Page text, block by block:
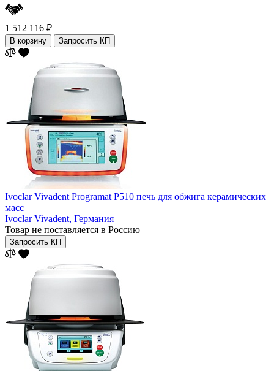
1 512 116 ₽
В корзину Запросить КП
Ivoclar Vivadent Programat P510 печь для обжига керамических
масс
Ivoclar Vivadent, Германия
Товар не поставляется в Россию
Запросить КП